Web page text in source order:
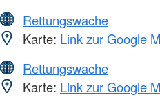
Rettungswache
Karte: Link zur Google
Rettungswache
Karte: Link zur Google